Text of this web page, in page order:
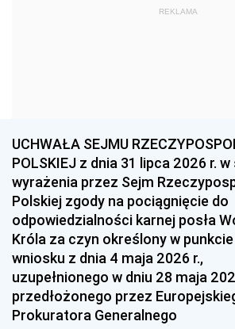
1968
1954 1953
1951 1950
1948 1947
1939 1938
1936 1930
REKLAMA
UCHWAŁA SEJMU
POLSKIEJ z dnia 31 lipca 2026 r.
wyrażenia przez Sejm
Polskiej zgody na pociągnięcie do
odpowiedzialności karnej posła
Króla za czyn określony w
wniosku z dnia 4 maja 2026 r.,
uzupełnionego w dniu 28 maja
przedłożonego przez
Prokuratora Generalnego